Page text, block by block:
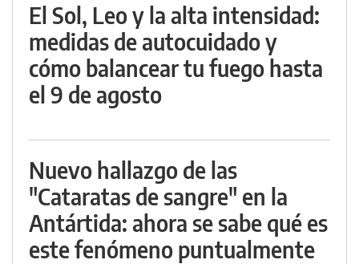
El Sol, Leo y la alta intensidad:
medidas de autocuidado y
cómo balancear tu fuego hasta
el 9 de agosto
Nuevo hallazgo de las
"Cataratas de sangre" en la
Antártida: ahora se sabe qué es
este fenómeno puntualmente